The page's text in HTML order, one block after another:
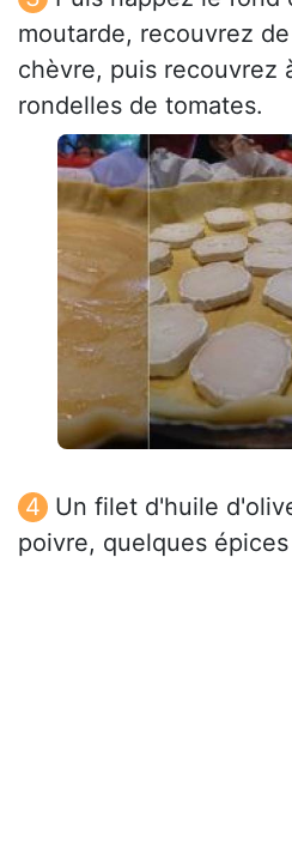
moutarde, recouvrez
chèvre, puis recouvrez
rondelles de tomates.
Un filet d'huile
poivre, quelques